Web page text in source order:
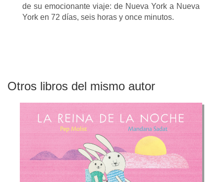
de su emocionante viaje: de Nueva York a Nueva
York en 72 días, seis horas y once minutos.
Otros libros del mismo autor